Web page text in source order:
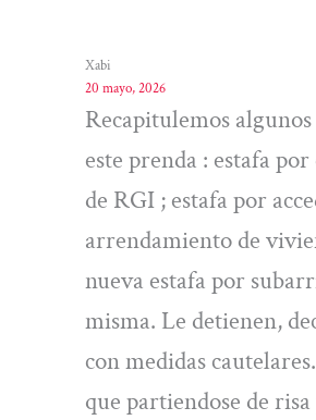
Xabi
20 mayo, 2026
Recapitulemos
este prenda : estafa
de RGI ; estafa por
arrendamiento de
nueva estafa por
misma. Le detienen,
con medidas
que partiendose de